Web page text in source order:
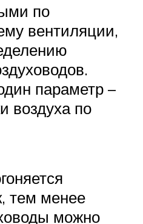
по
вентиляции,
параметр –
воздуха по
тем менее
можно